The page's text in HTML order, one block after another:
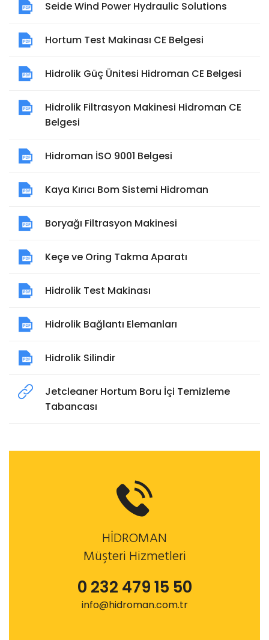
Seide Wind Power Hydraulic Solutions
Hortum Test Makinası CE Belgesi
Hidrolik Güç Ünitesi Hidroman CE Belgesi
Hidrolik Filtrasyon Makinesi Hidroman CE
Belgesi
Hidroman İSO 9001 Belgesi
Kaya Kırıcı Bom Sistemi Hidroman
Boryağı Filtrasyon Makinesi
Keçe ve Oring Takma Aparatı
Hidrolik Test Makinası
Hidrolik Bağlantı Elemanları
Hidrolik Silindir
Jetcleaner Hortum Boru İçi Temizleme
Tabancası
HİDROMAN
Müşteri Hizmetleri
0 232 479 15 50
info@hidroman.com.tr